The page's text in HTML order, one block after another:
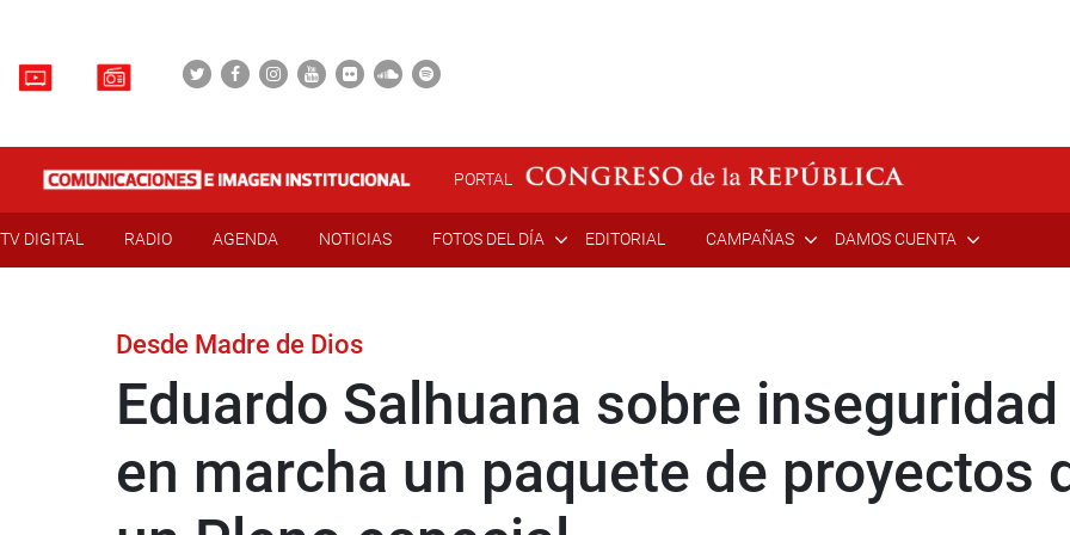
PORTAL
TV DIGITAL RADIO AGENDA NOTICIAS FOTOS DEL DÍA EDITORIAL CAMPAÑAS DAMOS CUENTA
Desde Madre de Dios
Eduardo Salhuana sobre
en marcha un paquete de proyectos